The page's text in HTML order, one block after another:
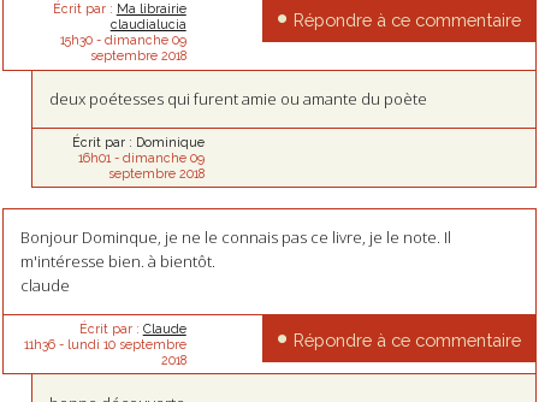
Écrit par : Ma librairie
claudialucia
15h30- dimanche 09
septembre 2018
Répondre à ce commentaire
deux poétesses qui furent amie ou amante du poète
Écrit par : Dominique
16h01 - dimanche 09
septembre 2018
Bonjour Dominque, je ne le connais pas ce livre, je le note. Il
m'intéresse bien. à bientôt.
claude
Écrit par : Claude
11h36- lundi 10 septembre
2018
Répondre à ce commentaire